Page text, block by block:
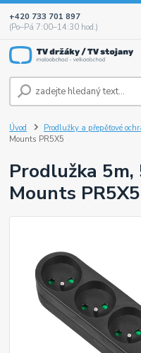
+420 733 701 897
(Po–Pá 7:00–14:30 hod.)
Úvod Prodlužky a přepěťové
Mounts PR5X5
Prodlužka
Mounts PR5X5